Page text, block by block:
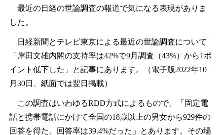
最近の日経の世論調査の報道で気になる表現がありま
した。
日経新聞とテレビ東京による最近の世論調査について
「岸田文雄内閣の支持率は42%で9月調査（43%）から1ポ
イント低下した」と記事にあります。（電子版2022年10
月30日、紙面では翌日掲載）
この調査はいわゆるRDD方式によるもので、「固定電
話と携帯電話にかけて全国の18歳以上の男女から929件の
回答を得た。回答率は39.4%だった」とあります。その場